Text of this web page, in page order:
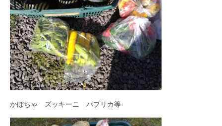
かぼちゃ ズッキーニ パプリカ等